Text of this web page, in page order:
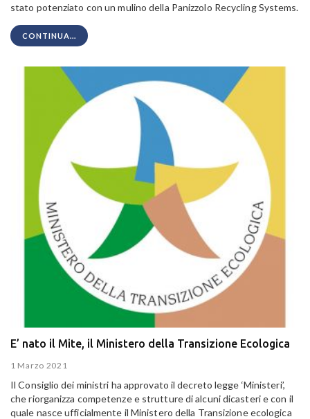
stato potenziato con un mulino della Panizzolo Recycling Systems.
CONTINUA...
E’ nato il Mite, il Ministero della Transizione Ecologica
1 Marzo 2021
Il Consiglio dei ministri ha approvato il decreto legge ‘Ministeri’,
che riorganizza competenze e strutture di alcuni dicasteri e con il
quale nasce ufficialmente il Ministero della Transizione ecologica